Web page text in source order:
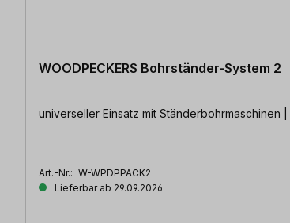
WOODPECKERS Bohrständer-System 2
Art.-Nr.: W-WPDPPACK2
Lieferbar ab 29.09.2026